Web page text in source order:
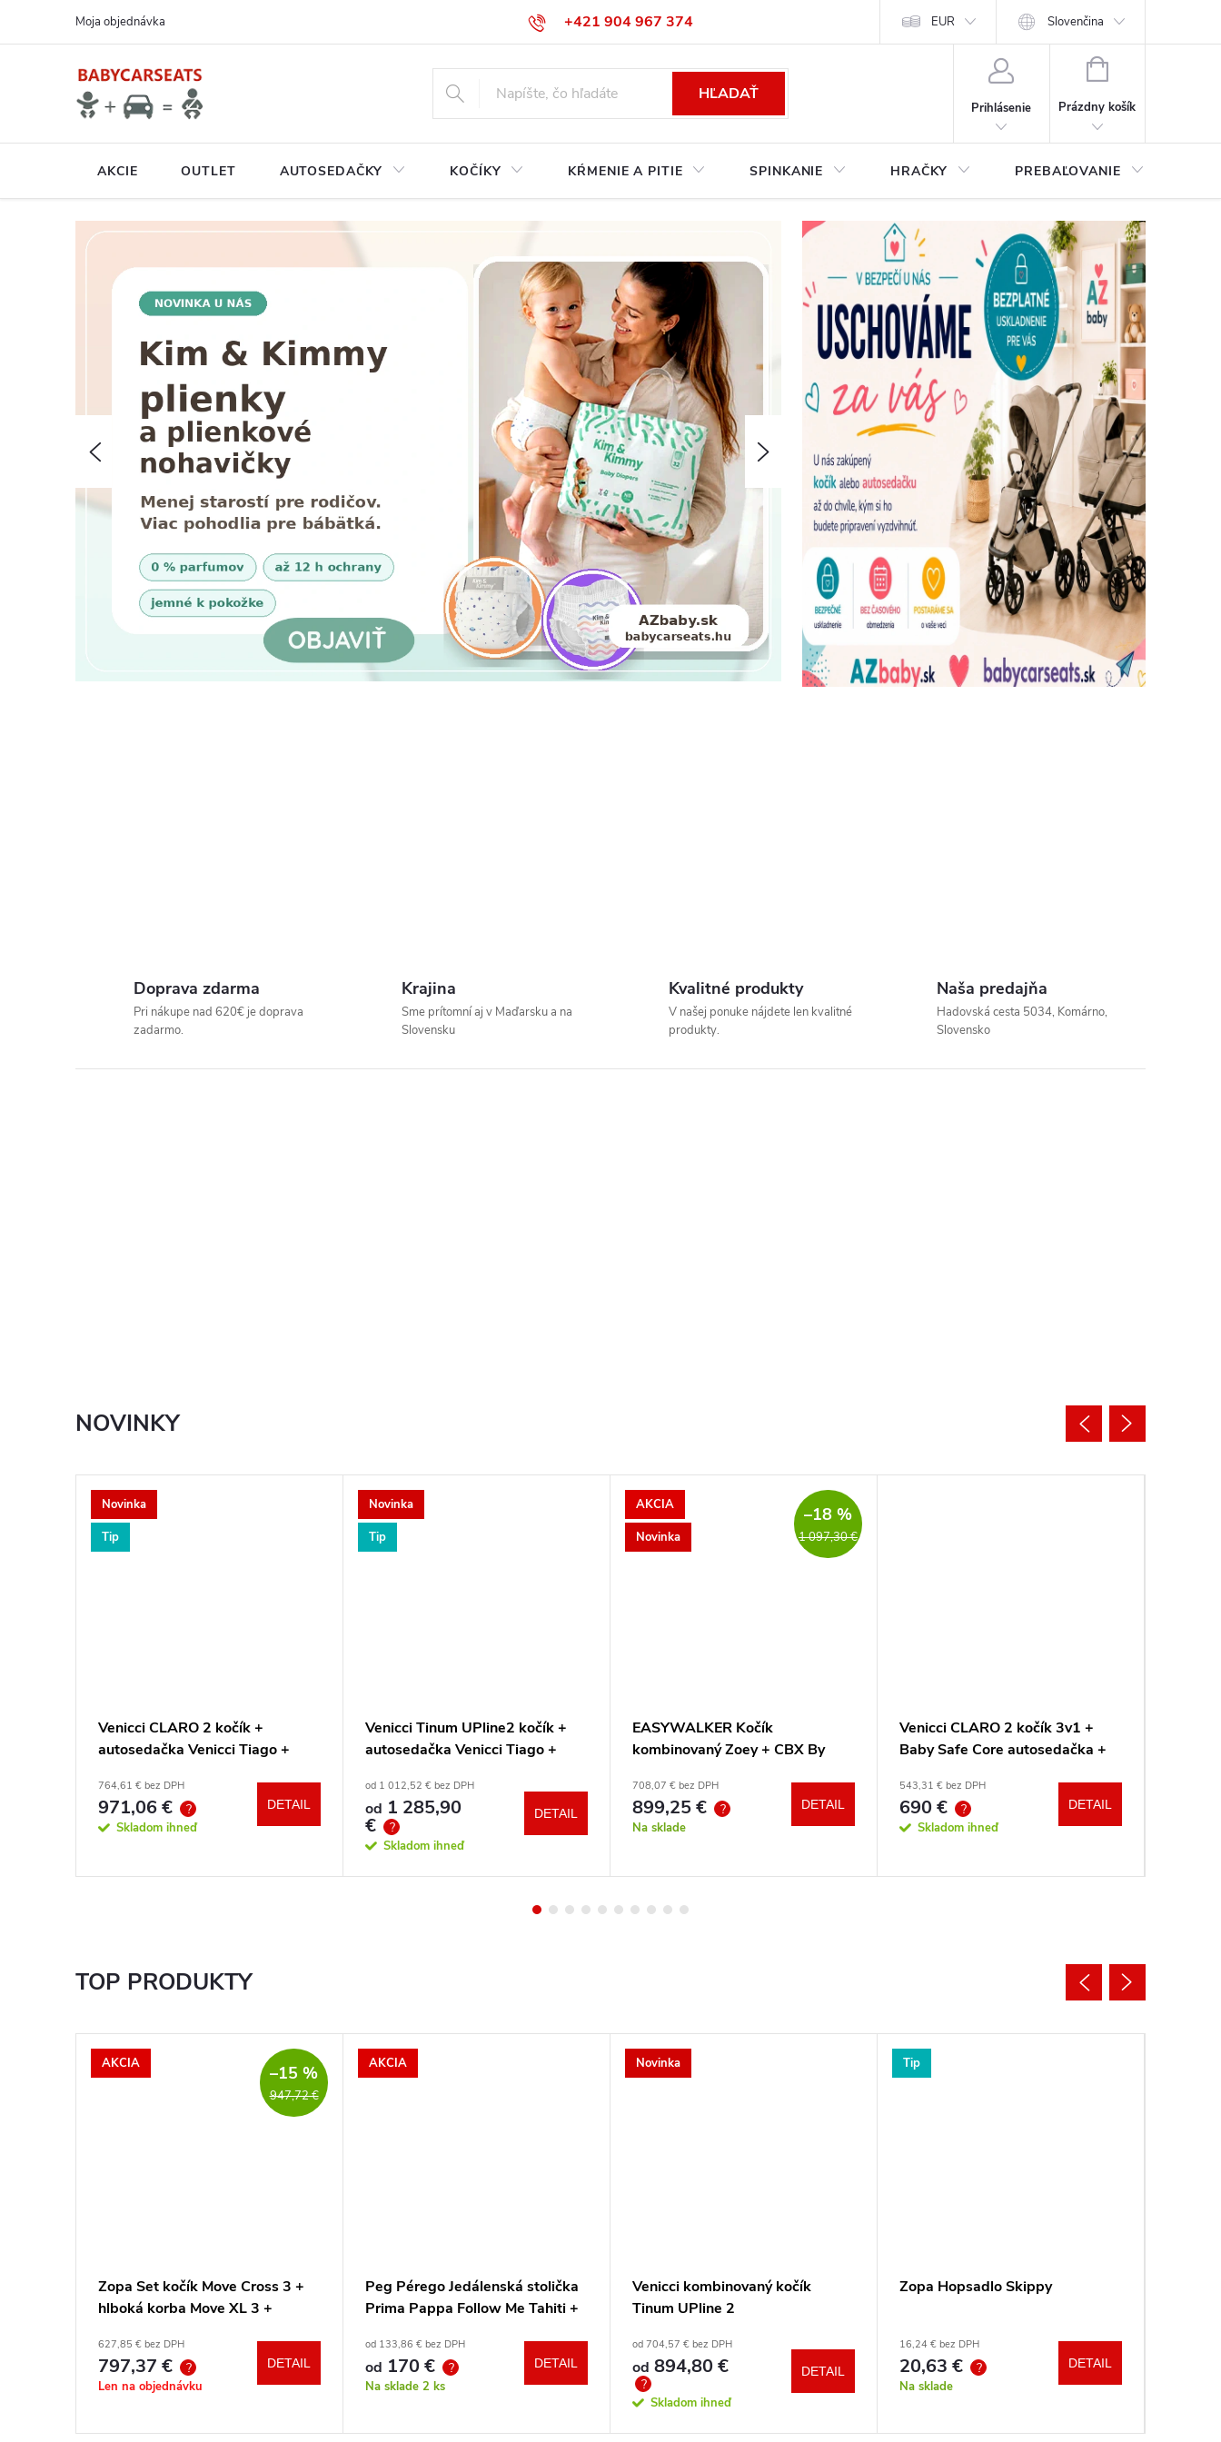
+421 904 967 374‬
info@babycarseats.sk
Moja objednávka EUR Slovenčina
HĽADAŤ
Prihlásenie
NÁKUPNÝ
Prázdny košík
AKCIE OUTLET AUTOSEDAČKY KOČÍKY KŔMENIE A PITIE SPINKANIE HRAČKY PREBAĽOVANIE
N
T
V
A
Predchádzajúce Nasledujúce
Doprava zdarma
Pri nákupe nad 620€ je doprava
zadarmo.
Krajina
Sme prítomní aj v Maďarsku a na
Slovensku
Kvalitné produkty
V našej ponuke nájdete len kvalitné
produkty.
Naša predajňa
Hadovská cesta 5034, Komárno,
Slovensko
NOVINKY
Novinka
Tip
Venicci CLARO 2 kočík +
autosedačka Venicci Tiago +
764,61 € bez DPH
971,06 € ?
Skladom ihneď
DETAIL
Novinka
Tip
Venicci Tinum UPline2 kočík +
autosedačka Venicci Tiago +
od 1 012,52 € bez DPH
od 1 285,90
€ ?
Skladom ihneď
DETAIL
AKCIA
Novinka
1 097,30 €
–18 %
EASYWALKER Kočík
kombinovaný Zoey + CBX By
základňa
708,07 € bez DPH
899,25 € ?
Na sklade
DETAIL
Venicci CLARO 2 kočík 3v1 +
Baby Safe Core autosedačka +
543,31 € bez DPH
690 € ?
Skladom ihneď
DETAIL
TOP PRODUKTY
AKCIA
947,72 €
–15 %
Zopa Set kočík Move Cross 3 +
hlboká korba Move XL 3 +
výberu + báza
627,85 € bez DPH
797,37 € ?
Len na objednávku
DETAIL
AKCIA
Peg Pérego Jedálenská stolička
Prima Pappa Follow Me Tahiti +
od 133,86 € bez DPH
od 170 € ?
Na sklade 2 ks
DETAIL
Novinka
Venicci kombinovaný kočík
Tinum UPline 2
od 704,57 € bez DPH
od 894,80 €
?
Skladom ihneď
DETAIL
Tip
Zopa Hopsadlo Skippy
16,24 € bez DPH
20,63 € ?
Na sklade
DETAIL